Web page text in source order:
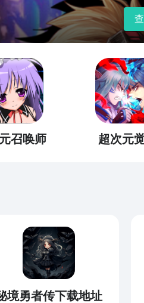
召唤师 超次元
境勇者传下载地址